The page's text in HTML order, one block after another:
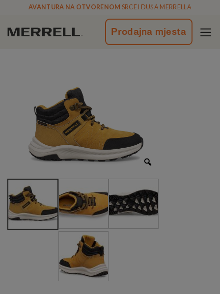
vsebino
AVANTURA NA OTVORENOM SRCE I DUŠA MERRELLA
Prodajna mjesta